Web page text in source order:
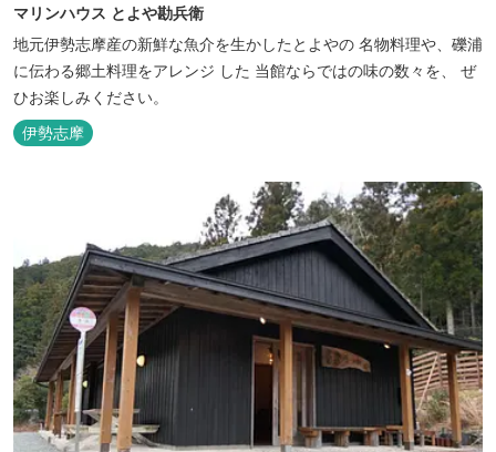
マリンハウス とよや勘兵衛
地元伊勢志摩産の新鮮な魚介を生かしたとよやの 名物料理や、礫浦
に伝わる郷土料理をアレンジ した 当館ならではの味の数々を、 ぜ
ひお楽しみください。
伊勢志摩